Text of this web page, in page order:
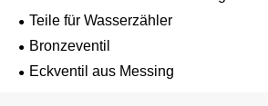
Teile für Wasserzähler
Bronzeventil
Eckventil aus Messing